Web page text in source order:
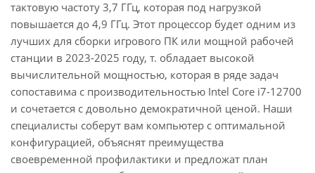
тактовую частоту 3,7 ГГц, которая под нагрузкой
повышается до 4,9 ГГц. Этот процессор будет одним из
лучших для сборки игрового ПК или мощной рабочей
станции в 2023-2025 году, т. обладает высокой
вычислительной мощностью, которая в ряде задач
сопоставима с производительностью Intel Core i7-12700
и сочетается с довольно демократичной ценой. Наши
специалисты соберут вам компьютер с оптимальной
конфигурацией, объяснят преимущества
своевременной профилактики и предложат план